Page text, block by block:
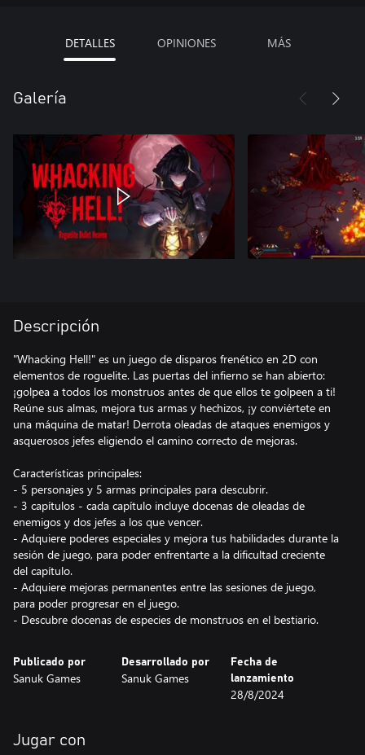
DETALLES OPINIONES MÁS
Galería
Descripción
"Whacking Hell!" es un juego de disparos frenético en 2D con
elementos de roguelite. Las puertas del infierno se han abierto:
¡golpea a todos los monstruos antes de que ellos te golpeen a ti!
Reúne sus almas, mejora tus armas y hechizos, ¡y conviértete en
una máquina de matar! Derrota oleadas de ataques enemigos y
asquerosos jefes eligiendo el camino correcto de mejoras.
Características principales:
- 5 personajes y 5 armas principales para descubrir.
- 3 capítulos - cada capítulo incluye docenas de oleadas de
enemigos y dos jefes a los que vencer.
- Adquiere poderes especiales y mejora tus habilidades durante la
sesión de juego, para poder enfrentarte a la dificultad creciente
del capítulo.
- Adquiere mejoras permanentes entre las sesiones de juego,
para poder progresar en el juego.
Publicado por
Sanuk Games
Desarrollado por
Sanuk Games
Fecha de
lanzamiento
28/8/2024
Jugar con